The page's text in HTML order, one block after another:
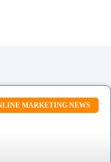
MARKETING NEWS